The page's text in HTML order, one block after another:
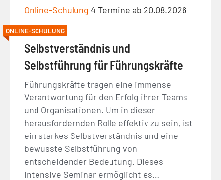
Online-Schulung 4 Termine ab 20.08.2026
ONLINE-SCHULUNG
Selbstverständnis und
Selbstführung für Führungskräfte
Führungskräfte tragen eine immense
Verantwortung für den Erfolg ihrer Teams
und Organisationen. Um in dieser
herausfordernden Rolle effektiv zu sein, ist
ein starkes Selbstverständnis und eine
bewusste Selbstführung von
entscheidender Bedeutung. Dieses
intensive Seminar ermöglicht es…